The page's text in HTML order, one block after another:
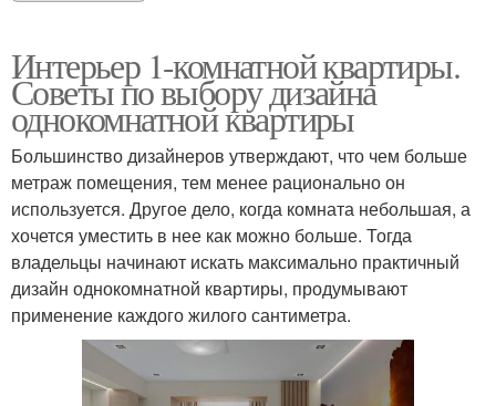
Интерьер 1-комнатной квартиры.
Советы по выбору дизайна
однокомнатной квартиры
Большинство дизайнеров утверждают, что чем больше
метраж помещения, тем менее рационально он
используется. Другое дело, когда комната небольшая, а
хочется уместить в нее как можно больше. Тогда
владельцы начинают искать максимально практичный
дизайн однокомнатной квартиры, продумывают
применение каждого жилого сантиметра.